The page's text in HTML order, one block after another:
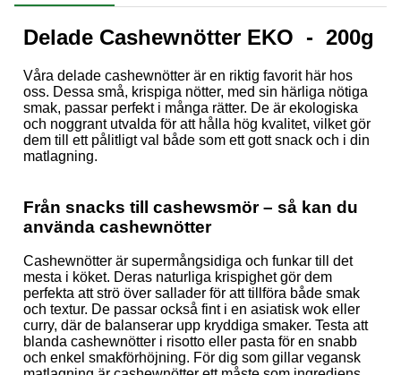
Delade Cashewnötter EKO - 200g
Våra delade cashewnötter är en riktig favorit här hos
oss. Dessa små, krispiga nötter, med sin härliga nötiga
smak, passar perfekt i många rätter. De är ekologiska
och noggrant utvalda för att hålla hög kvalitet, vilket gör
dem till ett pålitligt val både som ett gott snack och i din
matlagning.
Från snacks till cashewsmör – så kan du
använda cashewnötter
Cashewnötter är supermångsidiga och funkar till det
mesta i köket. Deras naturliga krispighet gör dem
perfekta att strö över sallader för att tillföra både smak
och textur. De passar också fint i en asiatisk wok eller
curry, där de balanserar upp kryddiga smaker. Testa att
blanda cashewnötter i risotto eller pasta för en snabb
och enkel smakförhöjning. För dig som gillar vegansk